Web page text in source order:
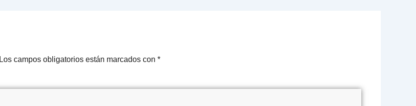
Los campos obligatorios están marcados con *